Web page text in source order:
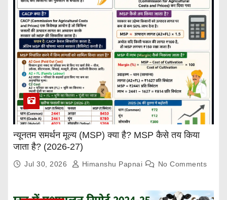
न्यूनतम समर्थन मूल्य (MSP) क्या है? MSP कैसे तय किया
जाता है? (2026-27)
Jul 30, 2026 Himanshu Papnai No Comments